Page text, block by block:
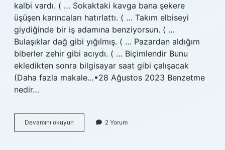
kalbi vardı. ( … Sokaktaki kavga bana şekere
üşüşen karıncaları hatırlattı. ( … Takım elbiseyi
giydiğinde bir iş adamına benziyorsun. ( …
Bulaşıklar dağ gibi yığılmış. ( … Pazardan aldığım
biberler zehir gibi acıydı. ( … Biçimlendir Bunu
ekledikten sonra bilgisayar saat gibi çalışacak
(Daha fazla makale…•28 Ağustos 2023 Benzetme
nedir…
Devamını okuyun
Benzetme
2 Yorum